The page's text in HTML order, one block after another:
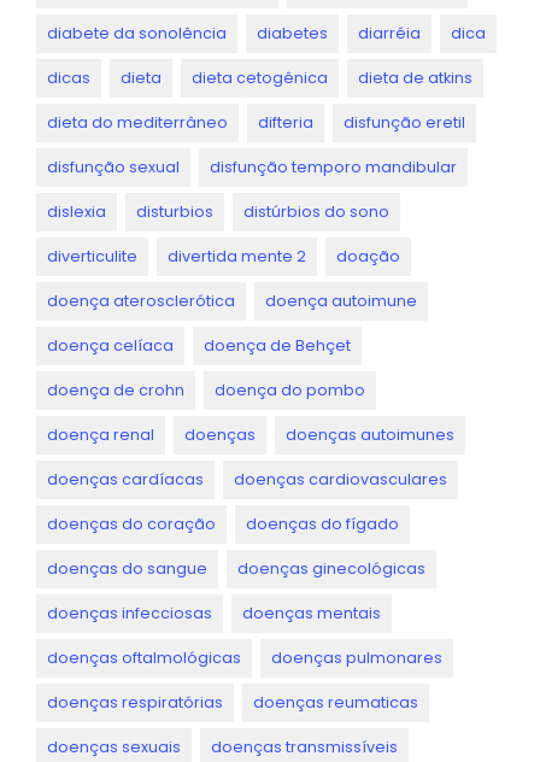
diabete da sonolência diabetes diarréia dica
dicas dieta dieta cetogênica dieta de atkins
dieta do mediterrâneo difteria disfunção eretil
disfunção sexual disfunção temporo mandibular
dislexia disturbios distúrbios do sono
diverticulite divertida mente 2 doação
doença aterosclerótica doença autoimune
doença celíaca doença de Behçet
doença de crohn doença do pombo
doença renal doenças doenças autoimunes
doenças cardíacas doenças cardiovasculares
doenças do coração doenças do fígado
doenças do sangue doenças ginecológicas
doenças infecciosas doenças mentais
doenças oftalmológicas doenças pulmonares
doenças respiratórias doenças reumaticas
doenças sexuais doenças transmissíveis